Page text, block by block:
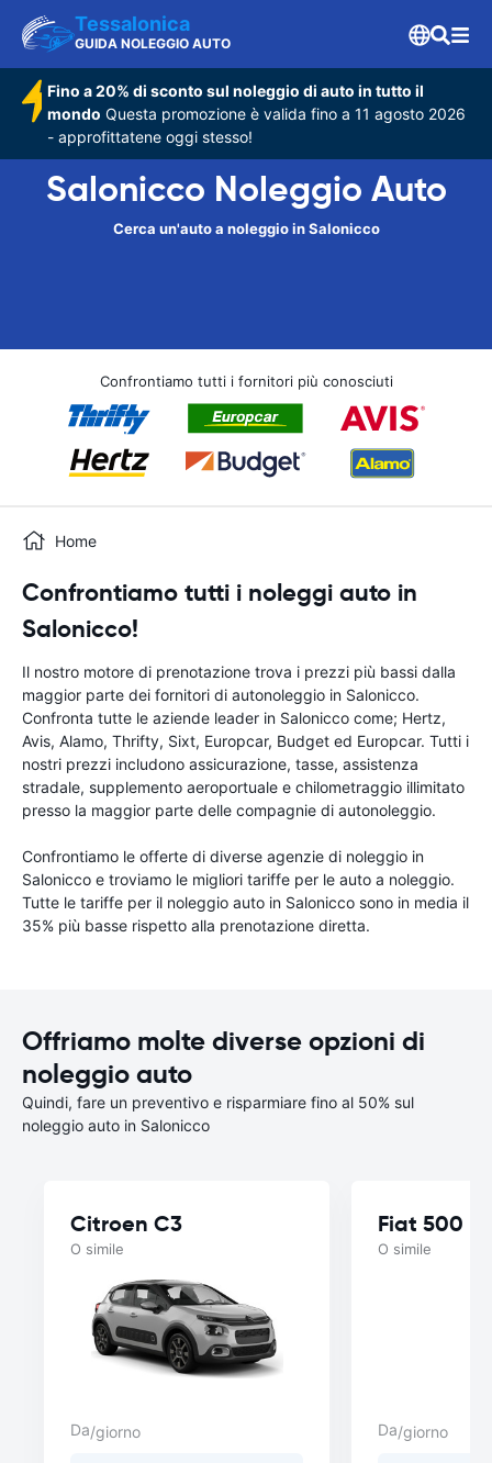
Tessalonica
GUIDA NOLEGGIO AUTO
Fino a 20% di sconto sul noleggio di auto in tutto il
mondo Questa promozione è valida fino a 11 agosto 2026
- approfittatene oggi stesso!
Salonicco Noleggio Auto
Cerca un'auto a noleggio in Salonicco
Confrontiamo tutti i fornitori più conosciuti
Home
Confrontiamo tutti i noleggi auto in
Salonicco!
Il nostro motore di prenotazione trova i prezzi più bassi dalla
maggior parte dei fornitori di autonoleggio in Salonicco.
Confronta tutte le aziende leader in Salonicco come; Hertz,
Avis, Alamo, Thrifty, Sixt, Europcar, Budget ed Europcar. Tutti i
nostri prezzi includono assicurazione, tasse, assistenza
stradale, supplemento aeroportuale e chilometraggio illimitato
presso la maggior parte delle compagnie di autonoleggio.
Confrontiamo le offerte di diverse agenzie di noleggio in
Salonicco e troviamo le migliori tariffe per le auto a noleggio.
Tutte le tariffe per il noleggio auto in Salonicco sono in media il
35% più basse rispetto alla prenotazione diretta.
Offriamo molte diverse opzioni di
noleggio auto
Quindi, fare un preventivo e risparmiare fino al 50% sul
noleggio auto in Salonicco
Citroen C3
O simile
Da/giorno
Fiat 500
O simile
Da/giorno